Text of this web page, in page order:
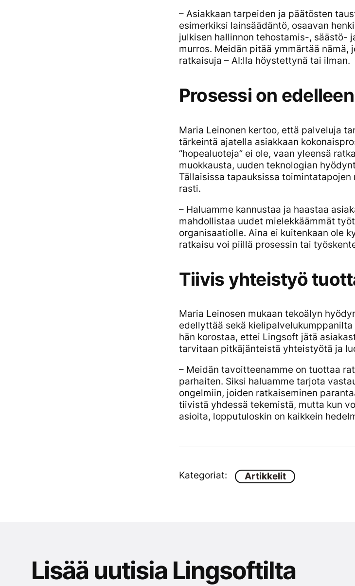
– Asiakkaan tarpeiden ja päätösten
esimerkiksi lainsäädäntö, osaavan
julkisen hallinnon tehostamis-, säästö-
murros. Meidän pitää ymmärtää
ratkaisuja – AI:lla höystettynä tai ilman.
Prosessi on
Maria Leinonen kertoo, että palveluja
tärkeintä ajatella asiakkaan
“hopealuoteja” ei ole, vaan yleensä
muokkausta, uuden teknologian
Tällaisissa tapauksissa
rasti.
– Haluamme kannustaa ja haastaa
mahdollistaa uudet mielekkäämmät
organisaatiolle. Aina ei kuitenkaan ole
ratkaisu voi piillä prosessin tai
Tiivis yhteistyö
Maria Leinosen mukaan tekoälyn
edellyttää sekä
hän korostaa, ettei Lingsoft jätä
tarvitaan pitkäjänteistä yhteistyötä ja
– Meidän tavoitteenamme on tuottaa
parhaiten. Siksi haluamme tarjota
ongelmiin, joiden ratkaiseminen
tiivistä yhdessä tekemistä, mutta kun
asioita, lopputuloskin on kaikkein
Kategoriat: Artikkelit
Lisää uutisia Lingsoftilta